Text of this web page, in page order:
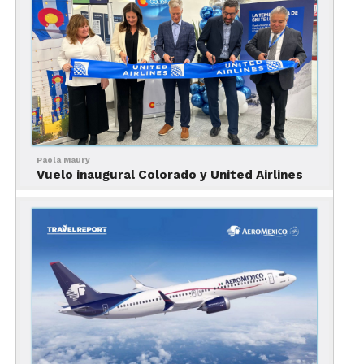
Asimismo, los pasajeros de las nuevas aeronaves
de Avianca tipo A320 disfrutarán de espacios más
amplios tanto para que ellos disfruten durante el
viaje como para guardar su equipaje.
Las nuevas aeronaves se incorporarán
progresivamente entre 2025 y 2031, y con ello, la
compañía también busca ahorros en costos clave
reducirá en alrededor el 20% con los nuevos
equipos.
“Esta es una buena noticia para nuestra
compañía, nuestra gente y nuestros
clientes. Esta orden confirma que
seguimos realizando las inversiones
necesarias para el crecimiento de
Paola Maury
Vuelo inaugural Colorado y United Airlines